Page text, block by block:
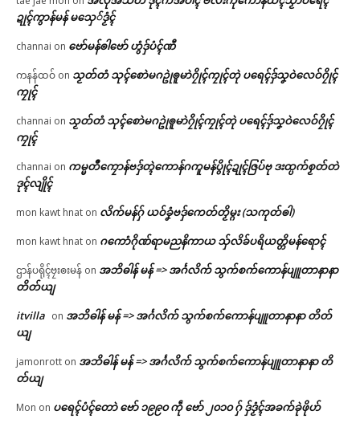
ဍုၚ်ကွာန်မန် မသှေ်ဒၟံၚ်
channai on ဗော်မန်ၜါဗော် ဟွံဒှ်ပံၚ်ဏီ
ကနန်ထဝ် on သၟတ်တံ သုၚ်စောဲမဂဥုဲၜူမာဲဂၠိုၚ်ကၠုၚ်တုဲ ပရေၚ်ဒှ်သၞဝဲလေဝ်ဂၠိုၚ်
ကၠုၚ်
channai on သၟတ်တံ သုၚ်စောဲမဂဥုဲၜူမာဲဂၠိုၚ်ကၠုၚ်တုဲ ပရေၚ်ဒှ်သၞဝဲလေဝ်ဂၠိုၚ်
ကၠုၚ်
channai on ကမ္မတဳကၠောန်ဗဒှ်တ္ၚဲကောန်ဂကူမန်ပွိုၚ်ဍုၚ်ဇြပ်ဗု ဒးထ္ပက်စၟတ်တဲ
ဒုၚ်လျိုၚ်
mon kawt hnat on လိက်မန်ဂှ် ယဝ်ခၞံဗဒှ်ကေတ်တၟိမ္ဂး (သကုတ်ၜါ)
mon kawt hnat on ဂကောံဂိုဏ်ရာမညနိကာယ သှ်လိခ်ပရိယတ္တိမန်ရောၚ်
ဌာန်ပရိုၚ်ဗၠးၜးမန် on အဘိဓါန် မန် => အၚ်္ဂလိက် သွက်စက်ကောန်ပျူတာနာနာ
တိတ်ယျ
itvilla on အဘိဓါန် မန် => အၚ်္ဂလိက် သွက်စက်ကောန်ပျူတာနာနာ တိတ်
ယျ
jamonrott on အဘိဓါန် မန် => အၚ်္ဂလိက် သွက်စက်ကောန်ပျူတာနာနာ တိ
တ်ယျ
Mon on ပရေၚ်ပံၚ်တောဲ ဗော် ၁၉၉၀ ကဵု ဗော် ၂၀၁၀ ဂှ် ဒှ်ဒၟံၚ်အခက်ခုဲဖိုဟ်